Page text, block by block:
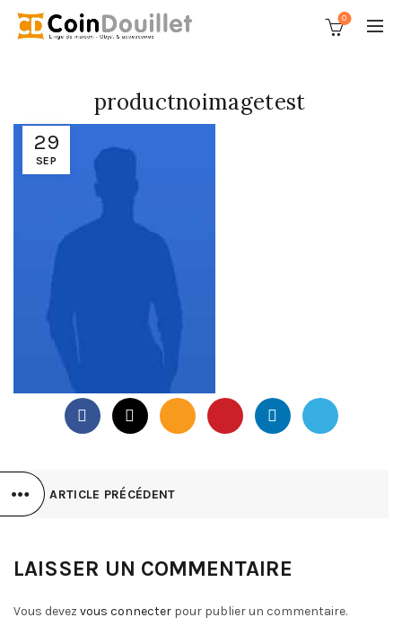
0
29
SEP
productnoimagetest
ARTICLE PRÉCÉDENT
LAISSER UN COMMENTAIRE
Vous devez vous connecter pour publier un commentaire.